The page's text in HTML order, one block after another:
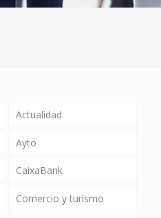
Actualidad
Ayto
CaixaBank
Comercio y turismo